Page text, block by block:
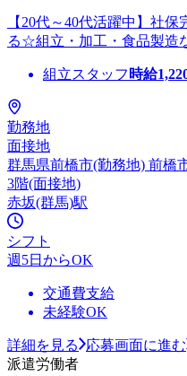
【20代～40代活躍中】社
る☆組立・加工・食品製造
組立スタッフ 時給
勤務地
面接地
群馬県前橋市(勤務地) 前橋
3階(面接地)
赤坂(群馬)駅
シフト
週5日からOK
交通費支給
未経験OK
詳細を見る
応募画面に進む
派遣労働者